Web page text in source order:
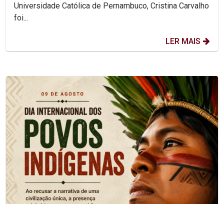
Universidade Católica de Pernambuco, Cristina Carvalho
foi...
LER MAIS